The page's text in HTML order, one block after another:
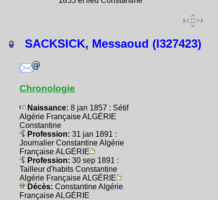
SACKSICK, Messaoud (I327423)
Chronologie
Naissance: 8 jan 1857 : Sétif
Algérie Française ALGÉRIE
Constantine
Profession: 31 jan 1891 :
Journalier Constantine Algérie
Française ALGÉRIE
Profession: 30 sep 1891 :
Tailleur d'habits Constantine
Algérie Française ALGÉRIE
Décès: Constantine Algérie
Française ALGÉRIE